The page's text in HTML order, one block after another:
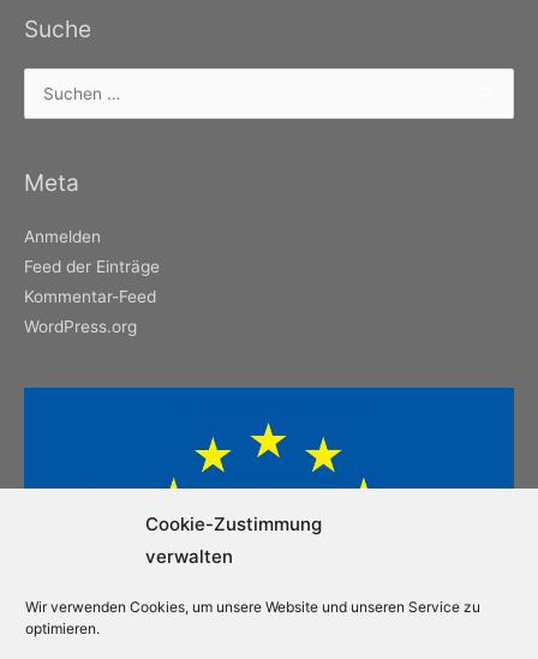
Cookie-Zustimmung
verwalten
Wir verwenden Cookies, um unsere Website und unseren Service zu
optimieren.
Suche
Meta
Anmelden
Feed der Einträge
Kommentar-Feed
WordPress.org